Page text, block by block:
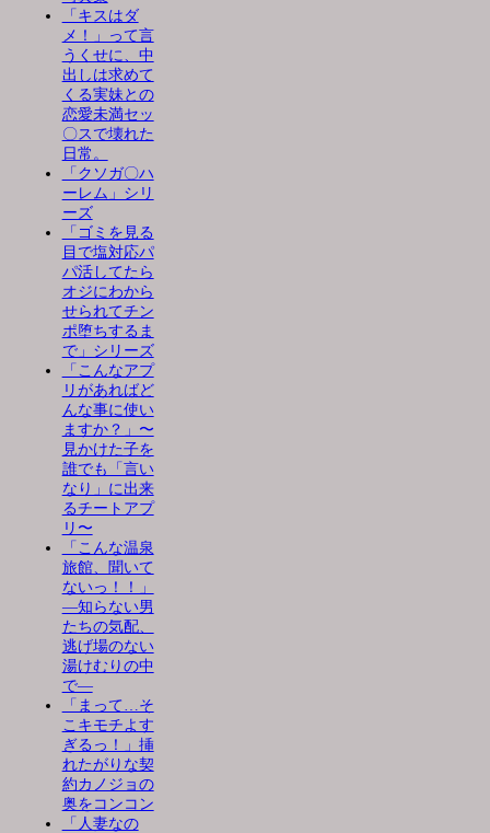
「キスはダ
メ！」って言
うくせに、中
出しは求めて
くる実妹との
恋愛未満セッ
〇スで壊れた
日常。
「クソガ〇ハ
ーレム」シリ
ーズ
「ゴミを見る
目で塩対応パ
パ活してたら
オジにわから
せられてチン
ポ堕ちするま
で」シリーズ
「こんなアプ
リがあればど
んな事に使い
ますか？」〜
見かけた子を
誰でも「言い
なり」に出来
るチートアプ
リ〜
「こんな温泉
旅館、聞いて
ないっ！！」
―知らない男
たちの気配、
逃げ場のない
湯けむりの中
で―
「まって…そ
こキモチよす
ぎるっ！」挿
れたがりな契
約カノジョの
奥をコンコン
「人妻なの